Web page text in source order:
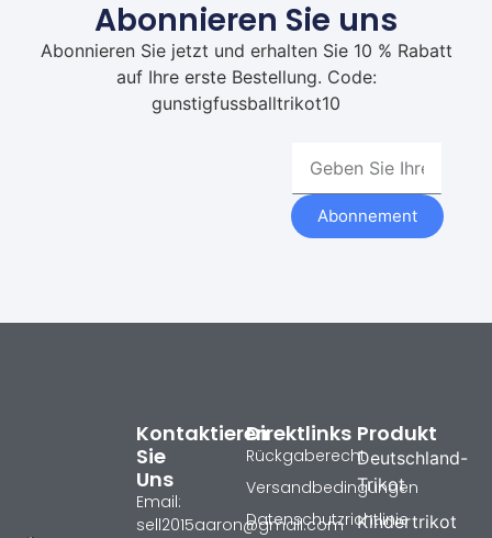
Abonnieren Sie uns
Abonnieren Sie jetzt und erhalten Sie 10 % Rabatt
auf Ihre erste Bestellung. Code:
gunstigfussballtrikot10
Abonnement
Produkt
Deutschland-
Trikot
Kindertrikot
Direktlinks
Rückgaberecht
Versandbedingungen
Datenschutzrichtlinie
Kontaktieren
Sie
Uns
Email:
sell2015aaron@gmail.com